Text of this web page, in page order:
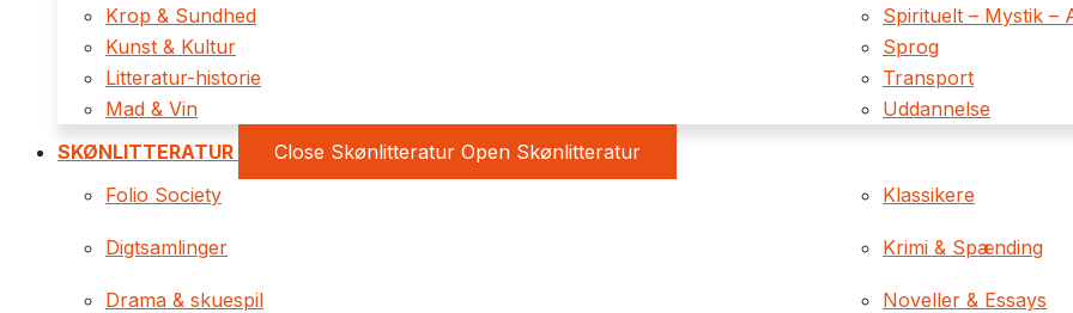
Krop & Sundhed
Kunst & Kultur
Litteratur-historie
Mad & Vin
Spirituelt – Mystik –
Sprog
Transport
Uddannelse
SKØNLITTERATUR
Close Skønlitteratur Open Skønlitteratur
Folio Society
Digtsamlinger
Drama & skuespil
Klassikere
Krimi & Spænding
Noveller & Essays